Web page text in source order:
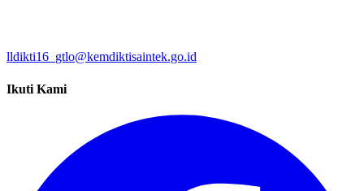
lldikti16_gtlo@kemdiktisaintek.go.id
Ikuti Kami